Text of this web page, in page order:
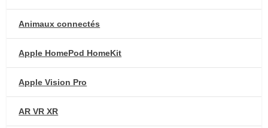
Animaux connectés
Apple HomePod HomeKit
Apple Vision Pro
AR VR XR